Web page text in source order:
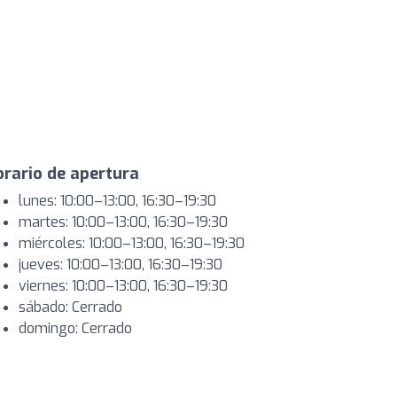
de apertura
lunes: 10:00–13:00, 16:30–19:30
martes: 10:00–13:00, 16:30–19:30
miércoles: 10:00–13:00, 16:30–19:30
jueves: 10:00–13:00, 16:30–19:30
viernes: 10:00–13:00, 16:30–19:30
sábado: Cerrado
domingo: Cerrado